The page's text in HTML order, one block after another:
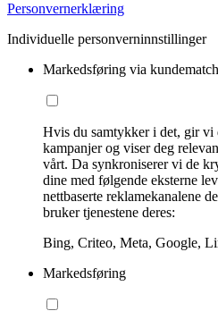
Personvernerklæring
Individuelle personverninnstillinger
Markedsføring via
Hvis du samtykker i det, gir vi
kampanjer og viser deg
vårt. Da synkroniserer vi de
dine med følgende eksterne
nettbaserte reklamekanalene
bruker tjenestene deres:
Bing, Criteo, Meta, Google,
Markedsføring